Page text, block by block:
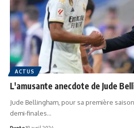
ACTUS
L'amusante anecdote de Jude
Jude Bellingham, pour sa première
demi-finales…